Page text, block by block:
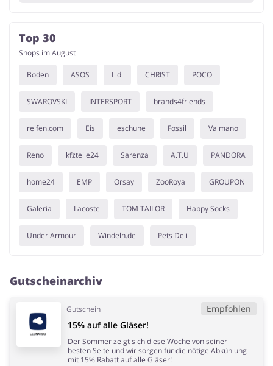
Top 30
Shops im August
Boden ASOS Lidl CHRIST POCO
SWAROVSKI INTERSPORT brands4friends
reifen.com Eis eschuhe Fossil Valmano
Reno kfzteile24 Sarenza A.T.U PANDORA
home24 EMP Orsay ZooRoyal GROUPON
Galeria Lacoste TOM TAILOR Happy Socks
Under Armour Windeln.de Pets Deli
Gutscheinarchiv
Gutschein Empfohlen
15% auf alle Gläser!
Der Sommer zeigt sich diese Woche von seiner
besten Seite und wir sorgen für die nötige Abkühlung
mit 15% Rabatt auf alle Gläser!